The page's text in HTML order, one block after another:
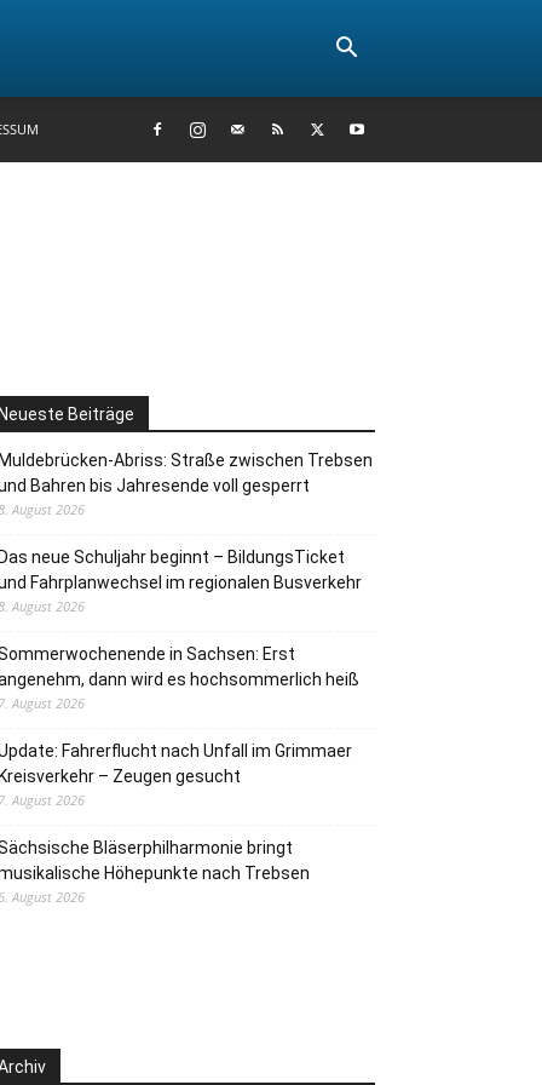
Beiträge
Abriss: Straße zwischen Trebsen
Bahren bis Jahresende voll gesperrt
August 2026
neue Schuljahr beginnt – BildungsTicket
Fahrplanwechsel im regionalen Busverkehr
August 2026
in Sachsen: Erst
dann wird es hochsommerlich heiß
August 2026
Fahrerflucht nach Unfall im Grimmaer
– Zeugen gesucht
August 2026
Bläserphilharmonie bringt
Höhepunkte nach Trebsen
August 2026